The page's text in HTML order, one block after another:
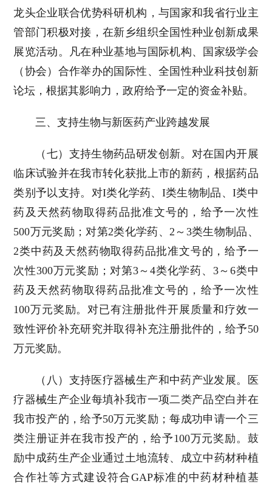
龙头企业联合优势科研机构，与国家和我省行业主
管部门积极对接，在新乡组织全国性种业创新成果
展览活动。凡在种业基地与国际机构、国家级学会
（协会）合作举办的国际性、全国性种业科技创新
论坛，根据其影响力，政府给予一定的资金补贴。
三、支持生物与新医药产业跨越发展
（七）支持生物药品研发创新。对在国内开展
临床试验并在我市转化获批上市的新药，根据药品
类别予以支持。对I类化学药、I类生物制品、I类中
药及天然药物取得药品批准文号的，给予一次性
500万元奖励；对第2类化学药、2～3类生物制品、
2类中药及天然药物取得药品批准文号的，给予一
次性300万元奖励；对第3～4类化学药、3～6类中
药及天然药物取得药品批准文号的，给予一次性
100万元奖励。对已有注册批件开展质量和疗效一
致性评价补充研究并取得补充注册批件的，给予50
万元奖励。
（八）支持医疗器械生产和中药产业发展。医
疗器械生产企业每填补我市一项二类产品空白并在
我市投产的，给予50万元奖励；每成功申请一个三
类注册证并在我市投产的，给予100万元奖励。鼓
励中成药生产企业通过土地流转、成立中药材种植
合作社等方式建设符合GAP标准的中药材种植基